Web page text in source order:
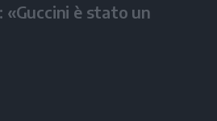
«Guccini è stato un